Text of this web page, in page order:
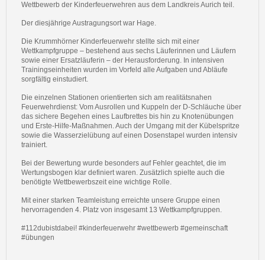
Wettbewerb der Kinderfeuerwehren aus dem Landkreis Aurich teil.
Der diesjährige Austragungsort war Hage.
Die Krummhörner Kinderfeuerwehr stellte sich mit einer
Wettkampfgruppe – bestehend aus sechs Läuferinnen und Läufern
sowie einer Ersatzläuferin – der Herausforderung. In intensiven
Trainingseinheiten wurden im Vorfeld alle Aufgaben und Abläufe
sorgfältig einstudiert.
Die einzelnen Stationen orientierten sich am realitätsnahen
Feuerwehrdienst: Vom Ausrollen und Kuppeln der D-Schläuche über
das sichere Begehen eines Laufbrettes bis hin zu Knotenübungen
und Erste-Hilfe-Maßnahmen. Auch der Umgang mit der Kübelspritze
sowie die Wasserzielübung auf einen Dosenstapel wurden intensiv
trainiert.
Bei der Bewertung wurde besonders auf Fehler geachtet, die im
Wertungsbogen klar definiert waren. Zusätzlich spielte auch die
benötigte Wettbewerbszeit eine wichtige Rolle.
Mit einer starken Teamleistung erreichte unsere Gruppe einen
hervorragenden 4. Platz von insgesamt 13 Wettkampfgruppen.
#112dubistdabei! #kinderfeuerwehr #wettbewerb #gemeinschaft
#übungen